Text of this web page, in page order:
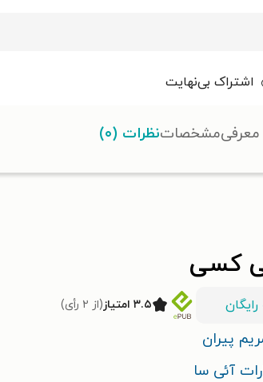
اشتراک بی‌نهایت
کسی
۳.۵ امتیاز (از ۲ رأی)
پیران
آئی سا
معرفیمشخصاتنظرات (۰)